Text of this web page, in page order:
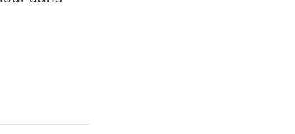
kaki, bordeaux